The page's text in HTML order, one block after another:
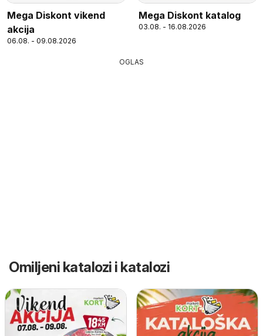
Mega Diskont vikend
akcija
06.08. - 09.08.2026
Mega Diskont katalog
03.08. - 16.08.2026
OGLAS
Omiljeni katalozi i katalozi